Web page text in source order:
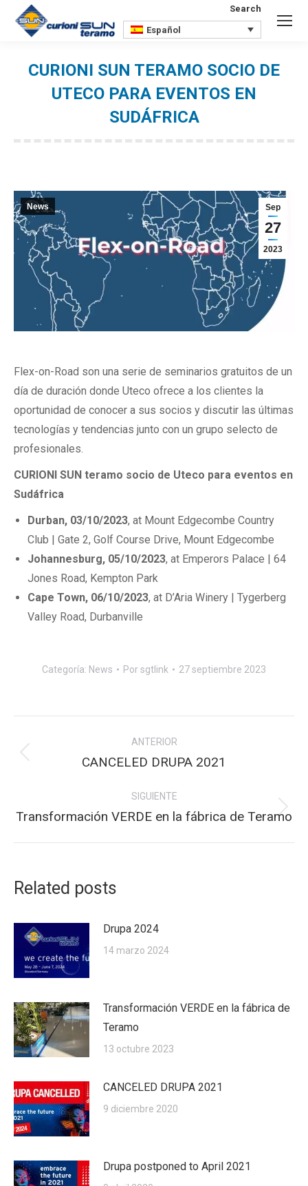
Buscar:
Search
Español
CURIONI SUN TERAMO SOCIO DE
UTECO PARA EVENTOS EN
SUDÁFRICA
Sep
27
2023
News
Flex-on-Road son una serie de seminarios gratuitos de un
día de duración donde Uteco ofrece a los clientes la
oportunidad de conocer a sus socios y discutir las últimas
tecnologías y tendencias junto con un grupo selecto de
profesionales.
CURIONI SUN teramo socio de Uteco para eventos en
Sudáfrica
Durban, 03/10/2023, at Mount Edgecombe Country
Club | Gate 2, Golf Course Drive, Mount Edgecombe
Johannesburg, 05/10/2023, at Emperors Palace | 64
Jones Road, Kempton Park
Cape Town, 06/10/2023, at D’Aria Winery | Tygerberg
Valley Road, Durbanville
Categoría: News Porsgtlink 27 septiembre 2023
entre
publicaciones
ANTERIOR
Publicación
CANCELED DRUPA 2021
SIGUIENTE
Publicación
Transformación VERDE en la fábrica de Teramo
Related posts
Drupa 2024
14 marzo 2024
Transformación VERDE en la fábrica de
Teramo
13 octubre 2023
CANCELED DRUPA 2021
9 diciembre 2020
Drupa postponed to April 2021